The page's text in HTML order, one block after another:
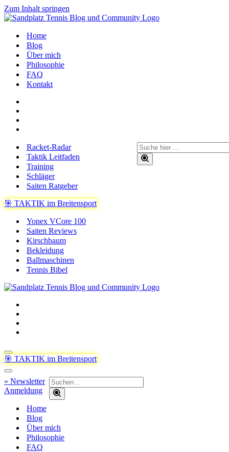
Zum Inhalt springen
Home
Blog
Über mich
Philosophie
FAQ
Kontakt
Suchen
nach …
Racket-Radar
Taktik Leitfaden
Training
Schläger
Saiten Ratgeber
🎯 TAKTIK im Breitensport
Yonex VCore 100
Saiten Reviews
Kirschbaum
Bekleidung
Ballmaschinen
Tennis Bibel
Navigationsmenü
🎯 TAKTIK im Breitensport
Navigationsmenü
Suchen
nach …
» Newsletter
Anmeldung
Home
Blog
Über mich
Philosophie
FAQ